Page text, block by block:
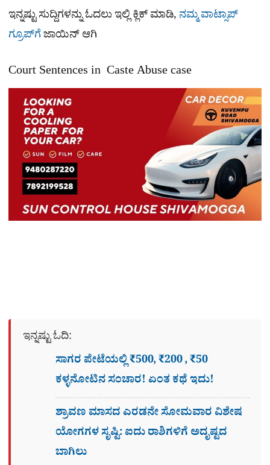
ಇನ್ನಷ್ಟು ಸುದ್ದಿಗಳನ್ನು ಓದಲು ಇಲ್ಲಿ ಕ್ಲಿಕ್ ಮಾಡಿ, ನಮ್ಮ ವಾಟ್ಸಾಪ್
ಗ್ರೂಪ್​ಗೆಜಾಯಿನ್ ಆಗಿ
Court Sentences in Caste Abuse case
ಇನ್ನಷ್ಟು ಓದಿ:
ಸಾಗರ ಪೇಟೆಯಲ್ಲಿ ₹500, ₹200 , ₹50
ಕಳ್ಳನೋಟಿನ ಸಂಚಾರ! ಏಂತ ಕಥೆ ಇದು!
ಶ್ರಾವಣ ಮಾಸದ ಎರಡನೇ ಸೋಮವಾರ ವಿಶೇಷ
ಯೋಗಗಳ ಸೃಷ್ಟಿ: ಐದು ರಾಶಿಗಳಿಗೆ ಅದೃಷ್ಟದ
ಬಾಗಿಲು